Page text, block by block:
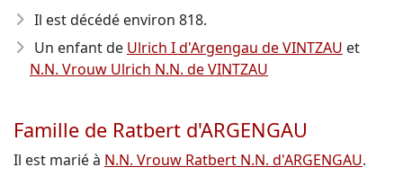
Il est décédé environ 818.
Un enfant de Ulrich I d'Argengau de VINTZAU et
N.N. Vrouw Ulrich N.N. de VINTZAU
Famille de Ratbert d'ARGENGAU
Il est marié à N.N. Vrouw Ratbert N.N. d'ARGENGAU.